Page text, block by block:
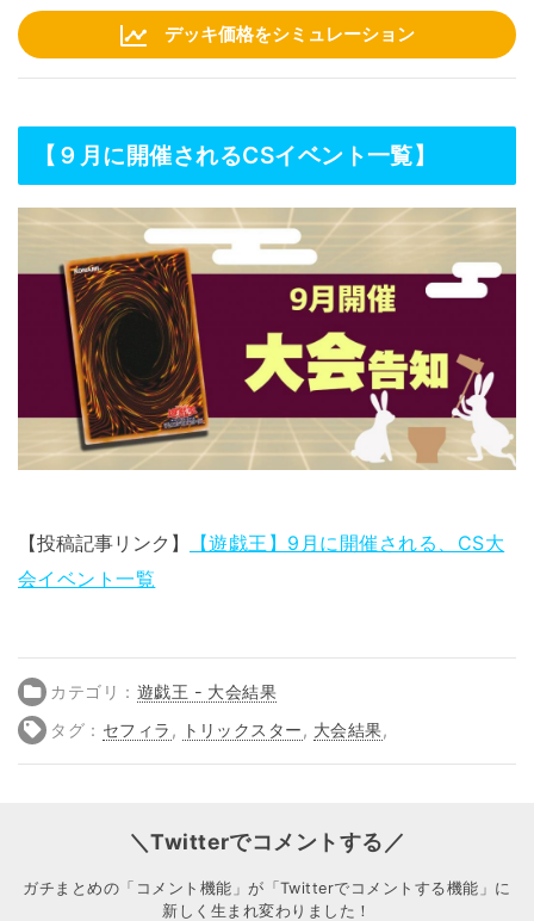
デッキ価格をシミュレーション
【９月に開催されるCSイベント一覧】
【投稿記事リンク】
【遊戯王】9月に開催される、CS大
会イベント一覧
カテゴリ： 遊戯王 - 大会結果
タグ： セフィラ , トリックスター , 大会結果 ,
＼Twitterでコメントする／
ガチまとめの「コメント機能」が「Twitterでコメントする機能」に
新しく生まれ変わりました！